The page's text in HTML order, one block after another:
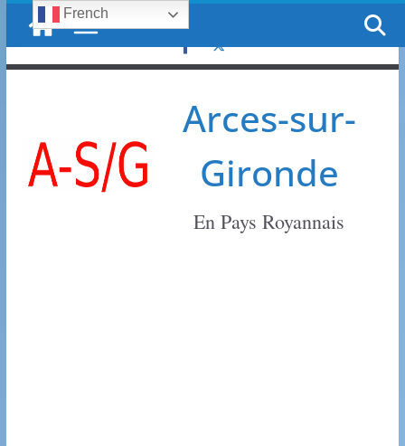
Passer
contenu
lundi, 10 août, 2026
Arces-sur-
Gironde
En Pays Royannais
French